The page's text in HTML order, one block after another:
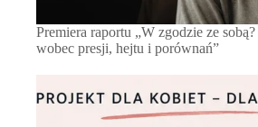
Premiera raportu „W zgodzie ze
wobec presji, hejtu i porównań”